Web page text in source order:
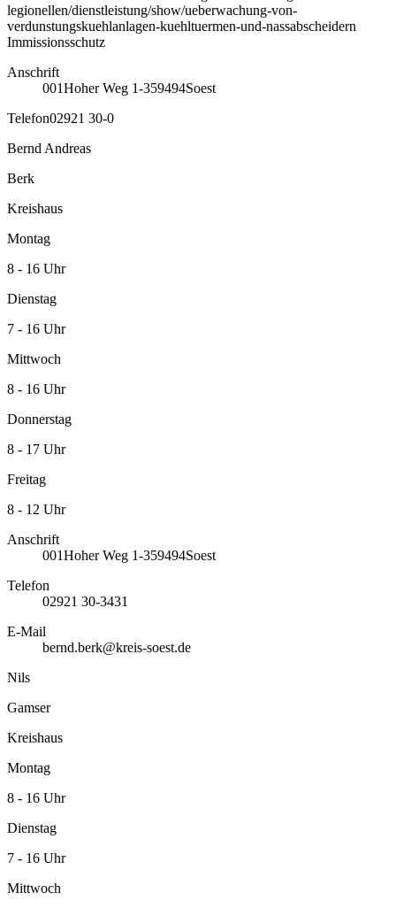
legionellen/dienstleistung/show/ueberwachung-von-
verdunstungskuehlanlagen-kuehltuermen-und-nassabscheidern
Immissionsschutz
Anschrift
001Hoher Weg 1-359494Soest
Telefon02921 30-0
Bernd Andreas
Berk
Kreishaus
Montag
8 - 16 Uhr
Dienstag
7 - 16 Uhr
Mittwoch
8 - 16 Uhr
Donnerstag
8 - 17 Uhr
Freitag
8 - 12 Uhr
Anschrift
001Hoher Weg 1-359494Soest
Telefon
02921 30-3431
E-Mail
bernd.berk@kreis-soest.de
Nils
Gamser
Kreishaus
Montag
8 - 16 Uhr
Dienstag
7 - 16 Uhr
Mittwoch